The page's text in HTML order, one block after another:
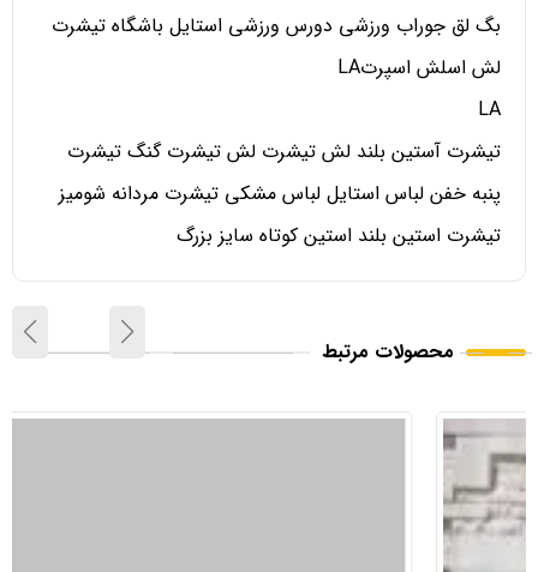
بگ لق جوراب ورزشی دورس ورزشی استایل باشگاه تیشرت
لش اسلش اسپرتLA
LA
تیشرت آستین بلند لش تیشرت لش تیشرت گنگ تیشرت
پنبه خفن لباس استایل لباس مشکی تیشرت مردانه شومیز
تیشرت استین بلند استین کوتاه سایز بزرگ
محصولات مرتبط